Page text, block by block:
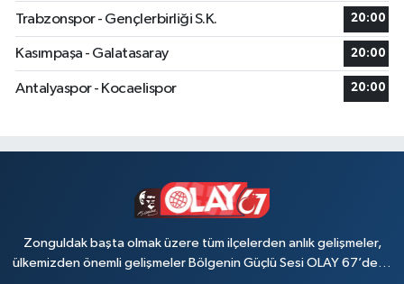
Trabzonspor - Gençlerbirliği S.K. 20:00
Kasımpaşa - Galatasaray 20:00
Antalyaspor - Kocaelispor 20:00
Zonguldak başta olmak üzere tüm ilçelerden anlık gelişmeler,
ülkemizden önemli gelişmeler Bölgenin Güçlü Sesi OLAY 67’de…